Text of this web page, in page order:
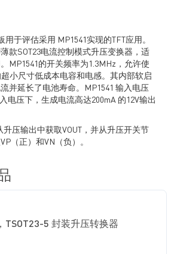
用于评估采用 MP1541实现的TFT应用。
款SOT23电流控制模式升压变换器，适
MP1541的开关频率为1.3MHz，允许使
小尺寸低成本电容和电感。其内部软启
并延长了电池寿命。MP1541 输入电压
电压下，生成电流高达200mA 的12V输出
升压输出中获取VOUT，并从升压开关节
（正）和VN（负）。
TSOT23-5 封装升压转换器